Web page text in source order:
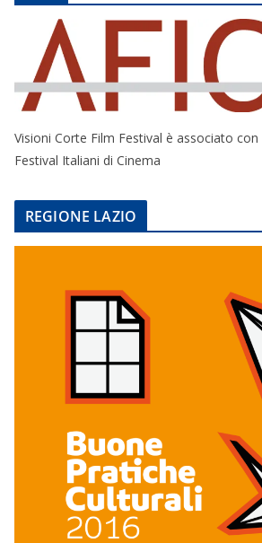
Visioni Corte Film Festival è associato con
Festival Italiani di Cinema
REGIONE LAZIO